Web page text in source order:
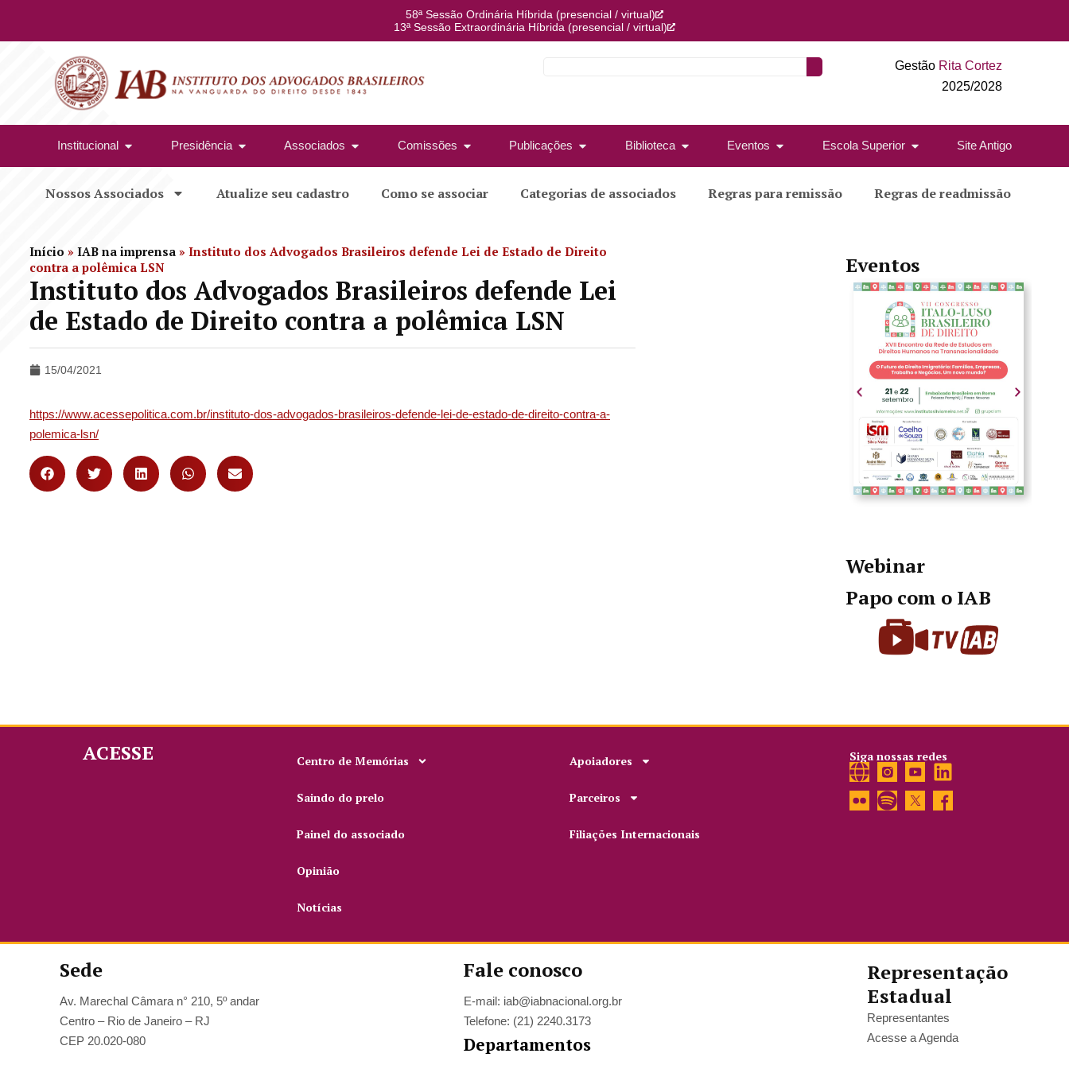
58ª Sessão Ordinária Híbrida (presencial / virtual)
13ª Sessão Extraordinária Híbrida (presencial / virtual)
Gestão Rita Cortez
2025/2028
Institucional Presidência Associados Comissões Publicações Biblioteca Eventos Escola Superior Site Antigo
Nossos Associados Atualize seu cadastro Como se associar Categorias de associados Regras para remissão Regras de readmissão
Início » IAB na imprensa » Instituto dos Advogados Brasileiros defende Lei de Estado de Direito
contra a polêmica LSN
Instituto dos Advogados Brasileiros defende Lei
de Estado de Direito contra a polêmica LSN
15/04/2021
https://www.acessepolitica.com.br/instituto-dos-advogados-brasileiros-defende-lei-de-estado-de-direito-contra-a-
polemica-lsn/
Eventos
Webinar
Papo com o IAB
ACESSE Centro de Memórias
Saindo do prelo
Painel do associado
Opinião
Notícias
Apoiadores
Parceiros
Filiações Internacionais
Siga nossas redes
Sede
Av. Marechal Câmara n° 210, 5º andar
Centro – Rio de Janeiro – RJ
CEP 20.020-080
Fale conosco
E-mail: iab@iabnacional.org.br
Telefone: (21) 2240.3173
Departamentos
Representação
Estadual
Representantes
Acesse a Agenda